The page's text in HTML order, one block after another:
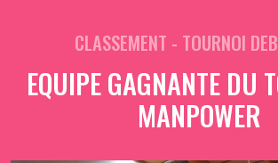
CLASSEMENT - TOURNOI
EQUIPE GAGNANTE DU
MANPOWER